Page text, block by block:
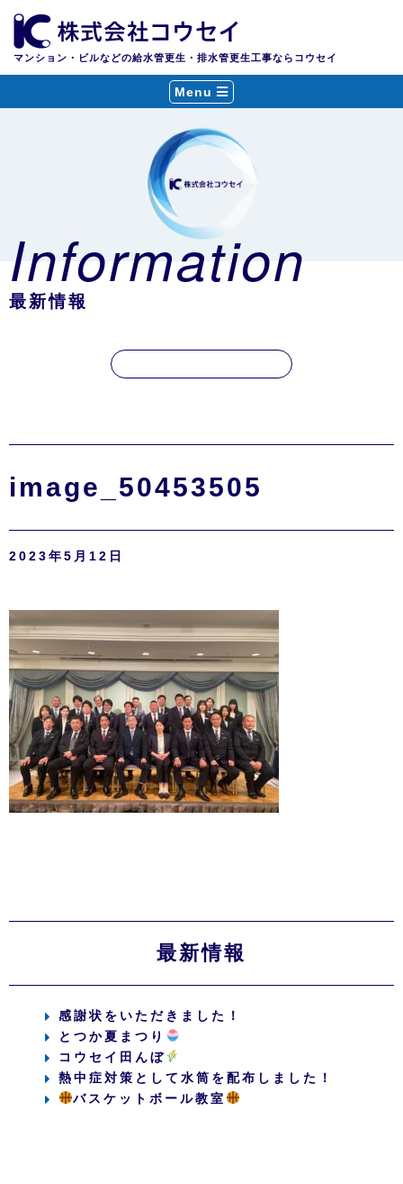
マンション・ビルなどの給水管更生・排水管更生工事ならコウセイ
Menu
Information
最新情報
image_50453505
2023年5月12日
最新情報
感謝状をいただきました！
とつか夏まつり
コウセイ田んぼ
熱中症対策として水筒を配布しました！
バスケットボール教室